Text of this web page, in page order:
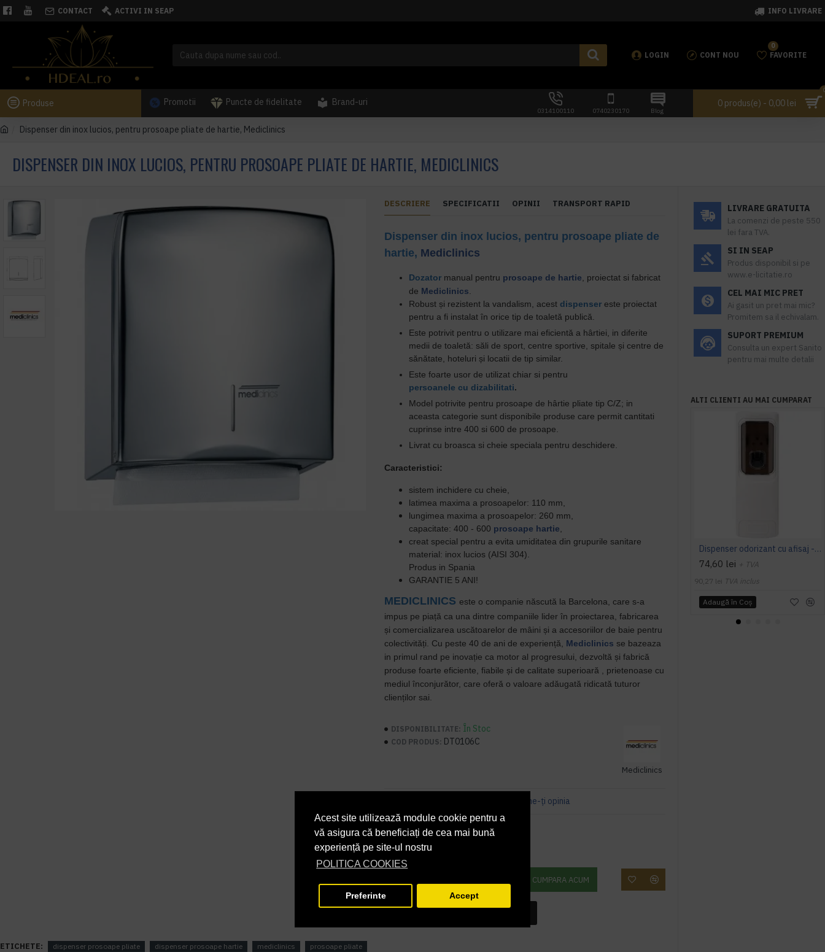
Acest site utilizează module cookie pentru a
vă asigura că beneficiați de cea mai bună
experiență pe site-ul nostru
POLITICA COOKIES
Preferinte Accept
CONTACT ACTIVI IN SEAP INFO LIVRARE
LOGIN CONT NOU FAVORITE
0
Produse Promotii Puncte de fidelitate Brand-uri
0314100110 0740230170 Blog
0 produs(e) - 0,00 lei
Dispenser din inox lucios, pentru prosoape pliate de hartie, Mediclinics
DISPENSER DIN INOX LUCIOS, PENTRU PROSOAPE PLIATE DE HARTIE, MEDICLINICS
DESCRIERE SPECIFICATII OPINII TRANSPORT RAPID
Dispenser din inox lucios, pentru prosoape pliate de
hartie, Mediclinics
Dozator manual pentru prosoape de hartie , proiectat si fabricat
de Mediclinics
Robust și rezistent la vandalism, acest dispenser este proiectat
pentru a fi instalat în orice tip de toaletă publică.
Este potrivit pentru o utilizare mai eficientă a hârtiei, in diferite
medii de toaletă: săli de sport, centre sportive, spitale și centre de
sănătate, hoteluri și locatii de tip similar.
Este foarte usor de utilizat chiar si pentru
persoanele cu dizabilitati.
Model potrivite pentru prosoape de hârtie pliate tip C/Z; in
aceasta categorie sunt disponibile produse care permit cantitati
cuprinse intre 400 si 600 de prosoape.
Livrat cu broasca si cheie speciala pentru deschidere.
Caracteristici:
sistem inchidere cu cheie,
latimea maxima a prosoapelor: 110 mm,
lungimea maxima a prosoapelor: 260 mm,
capacitate: 400 - 600 prosoape hartie
creat special pentru a evita umiditatea din grupurile sanitare
material: inox lucios (AISI 304).
Produs in Spania
GARANTIE 5 ANI!
MEDICLINICS este o companie născută la Barcelona , care s-a
impus pe piață ca una dintre companiile lider în proiectarea, fabricarea
și comercializarea uscătoarelor de mâini și a accesoriilor de baie pentru
colectivități.
Cu peste 40 de ani de experiență, Mediclinics se bazeaza
in primul rand pe inovație ca motor al progresului, dezvoltă și fabrică
produse foarte eficiente, fiabile și de calitate superioară , prietenoase cu
mediul înconjurător, care oferă o valoare adăugată ridicată tuturor
clienților sai.
DISPONIBILITATE: În Stoc
COD PRODUS: DT0106C
Mediclinics
Spune-ţi opinia
498,00 lei+ TVA
602,58 leiTVA inclus
CUMPARA ACUM
ETICHETE: dispenser prosoape pliate dispenser prosoape hartie mediclinics prosoape pliate
LIVRARE GRATUITA
La comenzi de peste 550
lei fara TVA.
SI IN SEAP
Produs disponibil si pe
www.e-licitatie.ro
CEL MAI MIC PRET
Ai gasit un pret mai mic?
Promitem sa il echivalam.
SUPORT PREMIUM
Consulta un expert Sanito
pentru mai multe detalii
ALTI CLIENTI AU MAI CUMPARAT
Dispenser odorizant cu afisaj - alb AQAS
74,60 lei + TVA
90,27 lei TVA inclus
Adaugă în Coş